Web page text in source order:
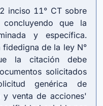
inciso 11° CT sobre
concluyendo que la
y específica.
fidedigna de la ley N°
la citación debe
solicitados
genérica de
y venta de acciones'